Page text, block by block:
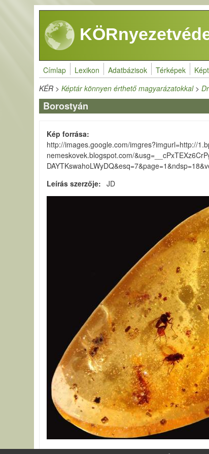
Ugrás a tartalomra
Címlap Lexikon Adatbázisok Térképek
KÉR >Képtár könnyen érthető magyarázatokkal>
Borostyán
Kép forrása
http://images.google.com/imgres?imgurl=http://
nemeskovek.blogspot.com/
Leírás szerzője
JD
A borostyán a szerves ásványcsoportba tartozik.